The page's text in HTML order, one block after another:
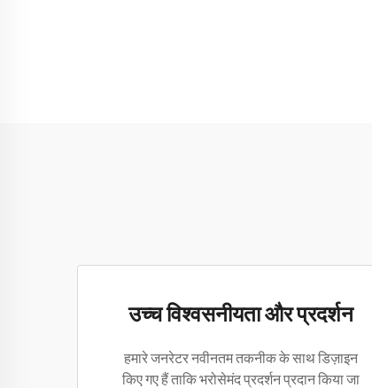
उच्च विश्वसनीयता और प्रदर्शन
हमारे जनरेटर नवीनतम तकनीक के साथ डिज़ाइन
किए गए हैं ताकि भरोसेमंद प्रदर्शन प्रदान किया जा